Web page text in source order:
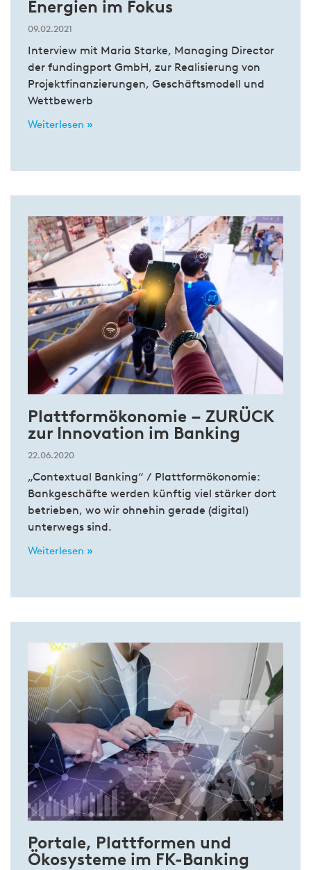
Energien im Fokus
09.02.2021
Interview mit Maria Starke, Managing Director
der fundingport GmbH, zur Realisierung von
Projektfinanzierungen, Geschäftsmodell und
Wettbewerb
Weiterlesen »
Plattformökonomie – ZURÜCK
zur Innovation im Banking
22.06.2020
„Contextual Banking“ / Plattformökonomie:
Bankgeschäfte werden künftig viel stärker dort
betrieben, wo wir ohnehin gerade (digital)
unterwegs sind.
Weiterlesen »
Portale, Plattformen und
Ökosysteme im FK-Banking